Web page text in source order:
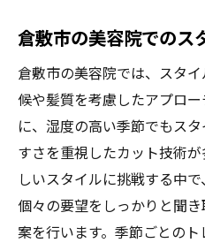
倉敷市の美容院でのス
倉敷市の美容院では、スタ
候や髪質を考慮したアプロ
に、湿度の高い季節でもス
すさを重視したカット技術
しいスタイルに挑戦する中
個々の要望をしっかりと聞
案を行います。季節ごとの